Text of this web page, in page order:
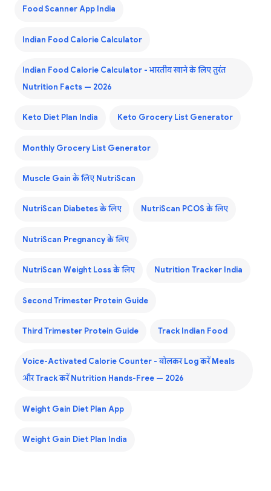
Food Scanner App India
Indian Food Calorie Calculator
Indian Food Calorie Calculator - भारतीय खाने के लिए तुरंत
Nutrition Facts — 2026
Keto Diet Plan India Keto Grocery List Generator
Monthly Grocery List Generator
Muscle Gain के लिए NutriScan
NutriScan Diabetes के लिए NutriScan PCOS के लिए
NutriScan Pregnancy के लिए
NutriScan Weight Loss के लिए Nutrition Tracker India
Second Trimester Protein Guide
Third Trimester Protein Guide Track Indian Food
Voice-Activated Calorie Counter - बोलकर Log करें Meals
और Track करें Nutrition Hands-Free — 2026
Weight Gain Diet Plan App
Weight Gain Diet Plan India